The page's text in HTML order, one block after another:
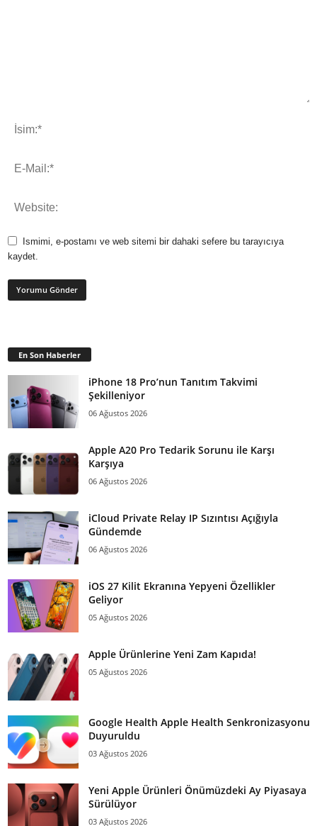
Ismimi, e-postamı ve web sitemi bir dahaki sefere bu tarayıcıya
kaydet.
En Son Haberler
iPhone 18 Pro’nun Tanıtım Takvimi
Şekilleniyor
06 Ağustos 2026
Apple A20 Pro Tedarik Sorunu ile Karşı
Karşıya
06 Ağustos 2026
iCloud Private Relay IP Sızıntısı Açığıyla
Gündemde
06 Ağustos 2026
iOS 27 Kilit Ekranına Yepyeni Özellikler
Geliyor
05 Ağustos 2026
Apple Ürünlerine Yeni Zam Kapıda!
05 Ağustos 2026
Google Health Apple Health Senkronizasyonu
Duyuruldu
03 Ağustos 2026
Yeni Apple Ürünleri Önümüzdeki Ay Piyasaya
Sürülüyor
03 Ağustos 2026